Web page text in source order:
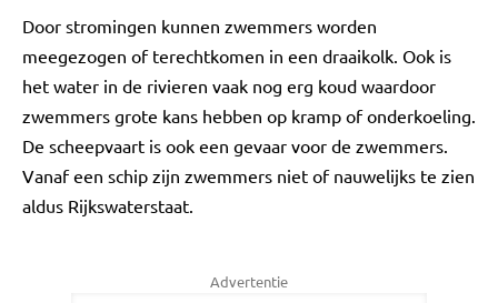
Door stromingen kunnen zwemmers worden
meegezogen of terechtkomen in een draaikolk. Ook is
het water in de rivieren vaak nog erg koud waardoor
zwemmers grote kans hebben op kramp of onderkoeling.
De scheepvaart is ook een gevaar voor de zwemmers.
Vanaf een schip zijn zwemmers niet of nauwelijks te zien
aldus Rijkswaterstaat.
Advertentie